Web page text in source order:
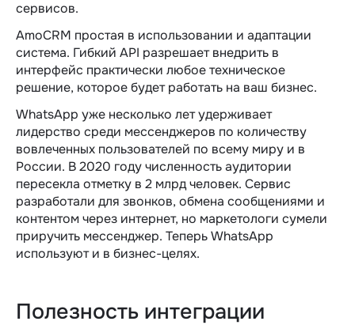
сервисов.
AmoCRM простая в использовании и адаптации
система. Гибкий API разрешает внедрить в
интерфейс практически любое техническое
решение, которое будет работать на ваш бизнес.
WhatsApp уже несколько лет удерживает
лидерство среди мессенджеров по количеству
вовлеченных пользователей по всему миру и в
России. В 2020 году численность аудитории
пересекла отметку в 2 млрд человек. Сервис
разработали для звонков, обмена сообщениями и
контентом через интернет, но маркетологи сумели
приручить мессенджер. Теперь WhatsApp
используют и в бизнес-целях.
Полезность интеграции